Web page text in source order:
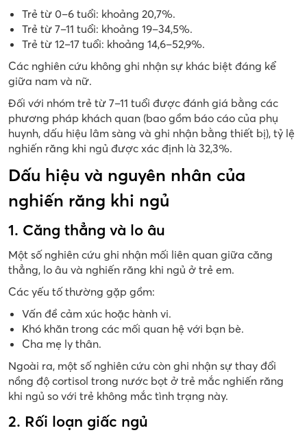
Trẻ từ 0–6 tuổi: khoảng 20,7%.
Trẻ từ 7–11 tuổi: khoảng 19–34,5%.
Trẻ từ 12–17 tuổi: khoảng 14,6–52,9%.
Các nghiên cứu không ghi nhận sự khác biệt đáng kể
giữa nam và nữ.
Đối với nhóm trẻ từ 7–11 tuổi được đánh giá bằng các
phương pháp khách quan (bao gồm báo cáo của phụ
huynh, dấu hiệu lâm sàng và ghi nhận bằng thiết bị), tỷ lệ
nghiến răng khi ngủ được xác định là 32,3%.
Dấu hiệu và nguyên nhân của
nghiến răng khi ngủ
1. Căng thẳng và lo âu
Một số nghiên cứu ghi nhận mối liên quan giữa căng
thẳng, lo âu và nghiến răng khi ngủ ở trẻ em.
Các yếu tố thường gặp gồm:
Vấn đề cảm xúc hoặc hành vi.
Khó khăn trong các mối quan hệ với bạn bè.
Cha mẹ ly thân.
Ngoài ra, một số nghiên cứu còn ghi nhận sự thay đổi
nồng độ cortisol trong nước bọt ở trẻ mắc nghiến răng
khi ngủ so với trẻ không mắc tình trạng này.
2. Rối loạn giấc ngủ